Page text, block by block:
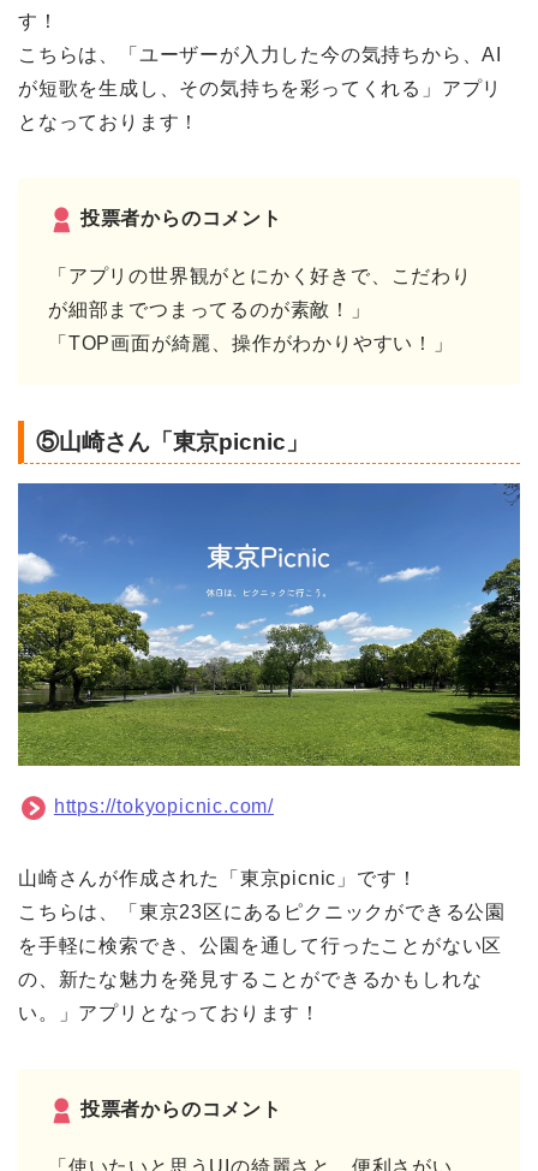
す！
こちらは、「ユーザーが入力した今の気持ちから、AI
が短歌を生成し、その気持ちを彩ってくれる」アプリ
となっております！
投票者からのコメント
「アプリの世界観がとにかく好きで、こだわり
が細部までつまってるのが素敵！」
「TOP画面が綺麗、操作がわかりやすい！」
⑤山崎さん「東京picnic」
https://tokyopicnic.com/
山崎さんが作成された「東京picnic」です！
こちらは、「東京23区にあるピクニックができる公園
を手軽に検索でき、公園を通して行ったことがない区
の、新たな魅力を発見することができるかもしれな
い。」アプリとなっております！
投票者からのコメント